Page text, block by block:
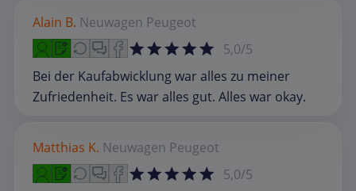
Alain B. Neuwagen Peugeot
5,0/5
Bei der Kaufabwicklung war alles zu meiner
Zufriedenheit. Es war alles gut. Alles war okay.
Matthias K. Neuwagen Peugeot
5,0/5